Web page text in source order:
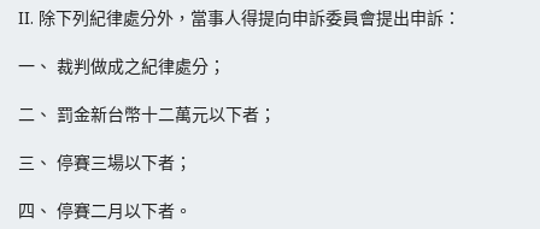
II. 除下列紀律處分外，當事人得提向申訴委員會提出申訴：
一、 裁判做成之紀律處分；
二、 罰金新台幣十二萬元以下者；
三、 停賽三場以下者；
四、 停賽二月以下者。